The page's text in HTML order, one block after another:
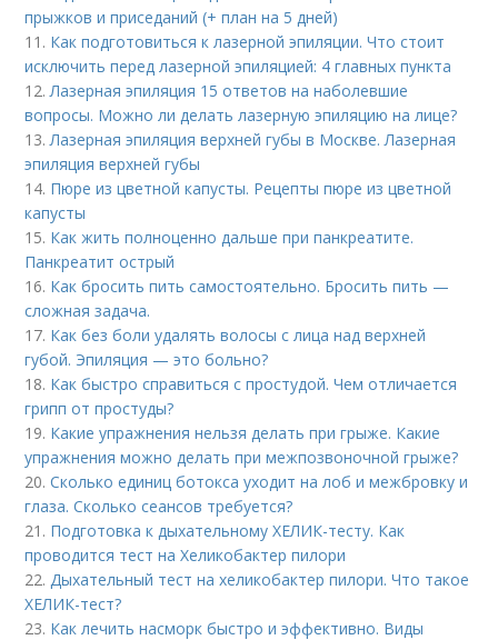
прыжков и приседаний (+ план на 5 дней)
11. Как подготовиться к лазерной эпиляции. Что стоит
исключить перед лазерной эпиляцией: 4 главных пункта
12.Лазерная эпиляция 15 ответов на наболевшие
вопросы. Можно ли делать лазерную эпиляцию на лице?
13.Лазерная эпиляция верхней губы в Москве. Лазерная
эпиляция верхней губы
14. Пюре из цветной капусты. Рецепты пюре из цветной
капусты
15. Как жить полноценно дальше при панкреатите.
Панкреатит острый
16. Как бросить пить самостоятельно. Бросить пить —
сложная задача.
17. Как без боли удалять волосы с лица над верхней
губой. Эпиляция — это больно?
18. Как быстро справиться с простудой. Чем отличается
грипп от простуды?
19. Какие упражнения нельзя делать при грыже. Какие
упражнения можно делать при межпозвоночной грыже?
20.Сколько единиц ботокса уходит на лоб и межбровку и
глаза. Сколько сеансов требуется?
21. Подготовка к дыхательному ХЕЛИК-тесту. Как
проводится тест на Хеликобактер пилори
22.Дыхательный тест на хеликобактер пилори. Что такое
ХЕЛИК-тест?
23. Как лечить насморк быстро и эффективно. Виды